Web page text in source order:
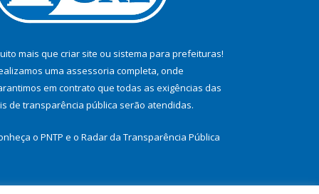
mais que criar site ou sistema para prefeituras!
uma assessoria completa, onde
em contrato que todas as exigências das
de transparência pública serão atendidas.
o PNTP e o Radar da Transparência Pública